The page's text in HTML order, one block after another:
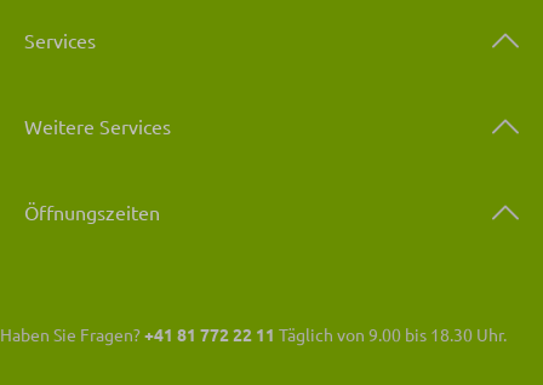
Services
Weitere Services
Öffnungszeiten
Haben Sie Fragen?+41 81 772 22 11 Täglich von 9.00 bis 18.30 Uhr.